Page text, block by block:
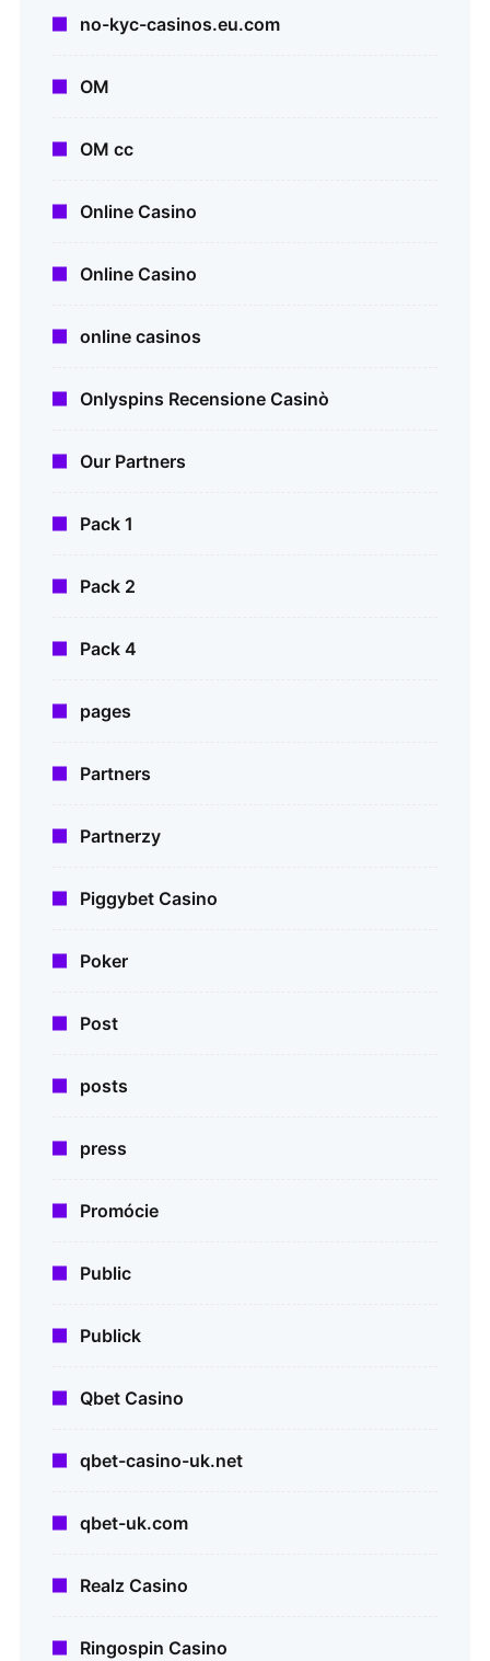
no-kyc-casinos.eu.com
OM
OM cc
Online Casino
Online Casino
online casinos
Onlyspins Recensione Casinò
Our Partners
Pack 1
Pack 2
Pack 4
pages
Partners
Partnerzy
Piggybet Casino
Poker
Post
posts
press
Promócie
Public
Publick
Qbet Casino
qbet-casino-uk.net
qbet-uk.com
Realz Casino
Ringospin Casino